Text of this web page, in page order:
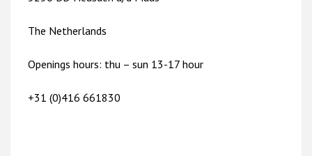
The Netherlands
Openings hours: thu – sun 13-17 hour
+31 (0)416 661830